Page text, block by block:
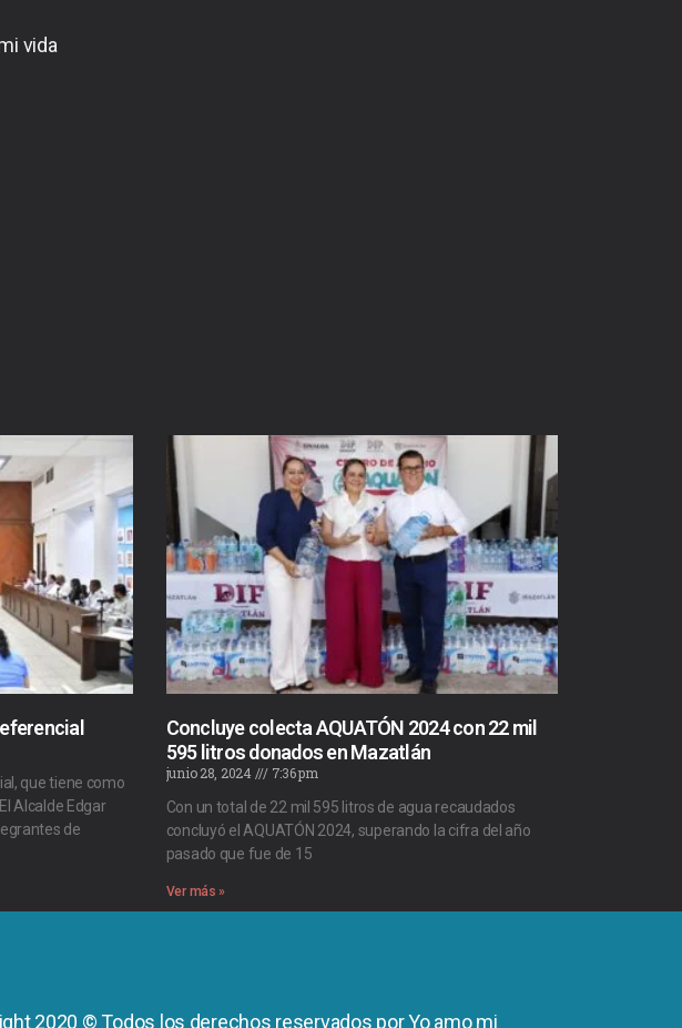
vida
que tiene como
Alcalde Edgar
de
Concluye colecta AQUATÓN 2024 con 22 mil
595 litros donados en Mazatlán
junio 28, 2024
7:36 pm
Con un total de 22 mil 595 litros de agua recaudados
concluyó el AQUATÓN 2024, superando la cifra del año
pasado que fue de 15
Ver más »
2020 © Todos los derechos reservados por Yo amo mi